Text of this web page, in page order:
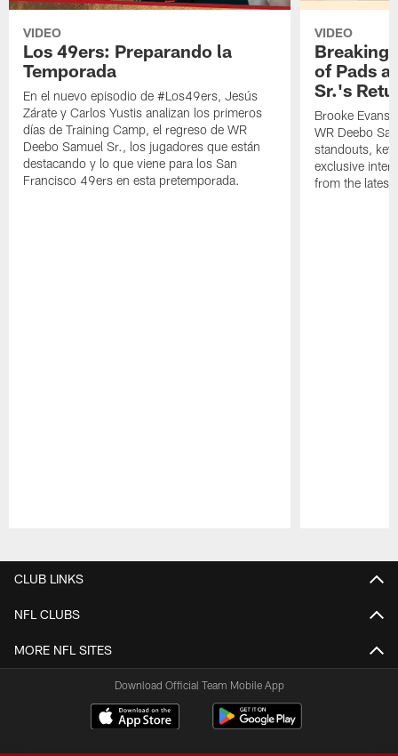
VIDEO
Los 49ers: Preparando la
Temporada
En el nuevo episodio de #Los49ers, Jesús
Zárate y Carlos Yustis analizan los primeros
días de Training Camp, el regreso de WR
Deebo Samuel Sr., los jugadores que están
destacando y lo que viene para los San
Francisco 49ers en esta pretemporada.
VIDEO
Breaking
of Pads
Sr.'s
Brooke Evans
WR Deebo
standouts,
exclusive
from the latest
CLUB LINKS
NFL CLUBS
MORE NFL SITES
Download Official Team Mobile App